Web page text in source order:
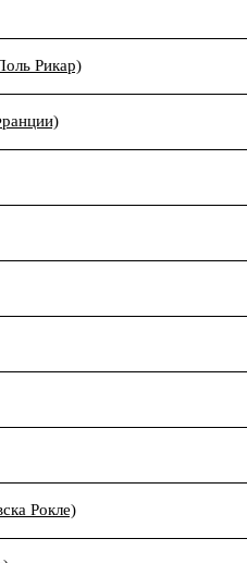
Рикар)
Рокле)